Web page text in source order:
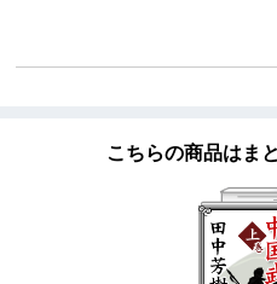
こちらの商品はま